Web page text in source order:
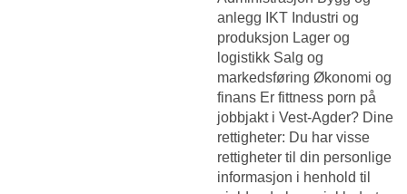
anlegg IKT Industri og
produksjon Lager og
logistikk Salg og
markedsføring Økonomi og
finans Er fittness porn på
jobbjakt i Vest-Agder? Dine
rettigheter: Du har visse
rettigheter til din personlige
informasjon i henhold til